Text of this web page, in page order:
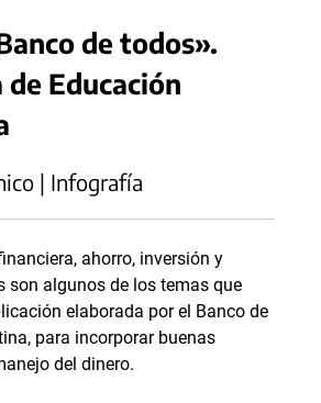
de todos».
Educación
| Infografía
ahorro, inversión y
son algunos de los temas que
elaborada por el Banco de
para incorporar buenas
del dinero.